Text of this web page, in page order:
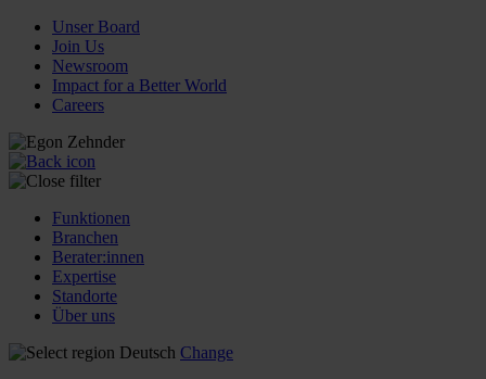
Unser Board
Join Us
Newsroom
Impact for a Better World
Careers
Funktionen
Branchen
Berater:innen
Expertise
Standorte
Über uns
Deutsch Change